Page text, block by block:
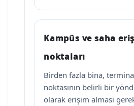
Kampüs ve saha
noktaları
Birden fazla bina,
noktasının belirli bir
olarak erişim alması